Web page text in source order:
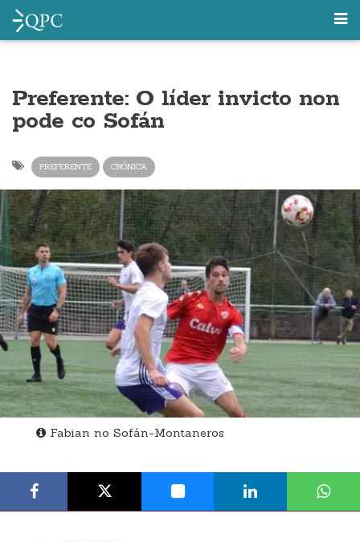
Preferente: O líder invicto non
pode co Sofán
PREFERENTE CRÓNICA
Fabian no Sofán-Montaneros